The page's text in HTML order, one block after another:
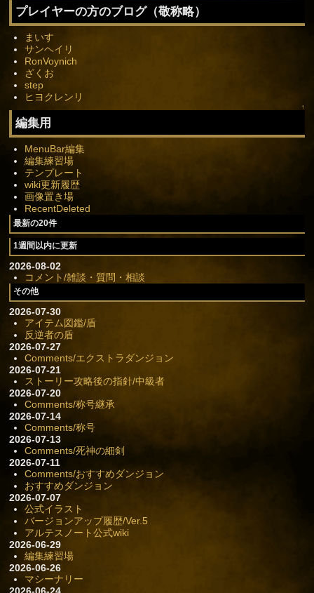
プレイヤーの方のブログ（敬称略）
まいす
サンヘイリ
RonVoynich
ざくお
step
ヒヨクレンリ
↑
編集用
MenuBar編集
編集練習場
テンプレート
wiki更新履歴
画像置き場
RecentDeleted
最新の20件
1週間以内に更新
2026-08-02
コメント/雑談・質問・相談
その他
2026-07-30
アイテム図鑑/盾
反逆者の盾
2026-07-27
Comments/エクストラダンジョン
2026-07-21
ストーリー攻略後の指針/中級者
2026-07-20
Comments/称号継承
2026-07-14
Comments/称号
2026-07-13
Comments/死神の細剣
2026-07-11
Comments/おすすめダンジョン
おすすめダンジョン
2026-07-07
公式イラスト
バージョンアップ履歴/Ver.5
アルテスノート公式wiki
2026-06-29
編集練習場
2026-06-26
マシーナリー
2026-06-24